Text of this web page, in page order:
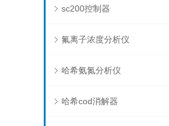
sc200控制器
氟离子浓度分析仪
哈希氨氮分析仪
哈希cod消解器